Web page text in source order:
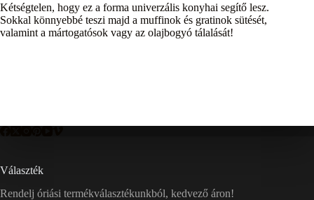
Kétségtelen, hogy ez a forma univerzális konyhai segítő lesz.
Sokkal könnyebbé teszi majd a muffinok és gratinok sütését,
valamint a mártogatósok vagy az olajbogyó tálalását!
Választék
Rendelj óriási termékválasztékunkból, kedvező áron!